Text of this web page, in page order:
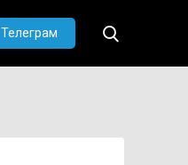
Телеграм